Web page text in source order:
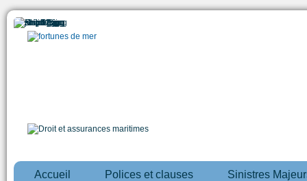
Accueil Polices et clauses Sinistres